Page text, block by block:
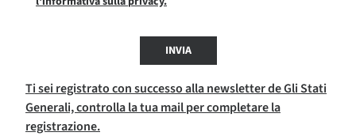
INVIA
Ti sei registrato con successo alla newsletter de Gli Stati
Generali, controlla la tua mail per completare la
registrazione.